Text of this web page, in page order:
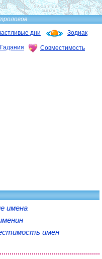
дни Зодиак
Гадания Совместимость
имена
имен